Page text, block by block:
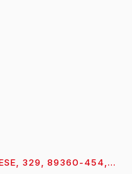
329, 89360-454,